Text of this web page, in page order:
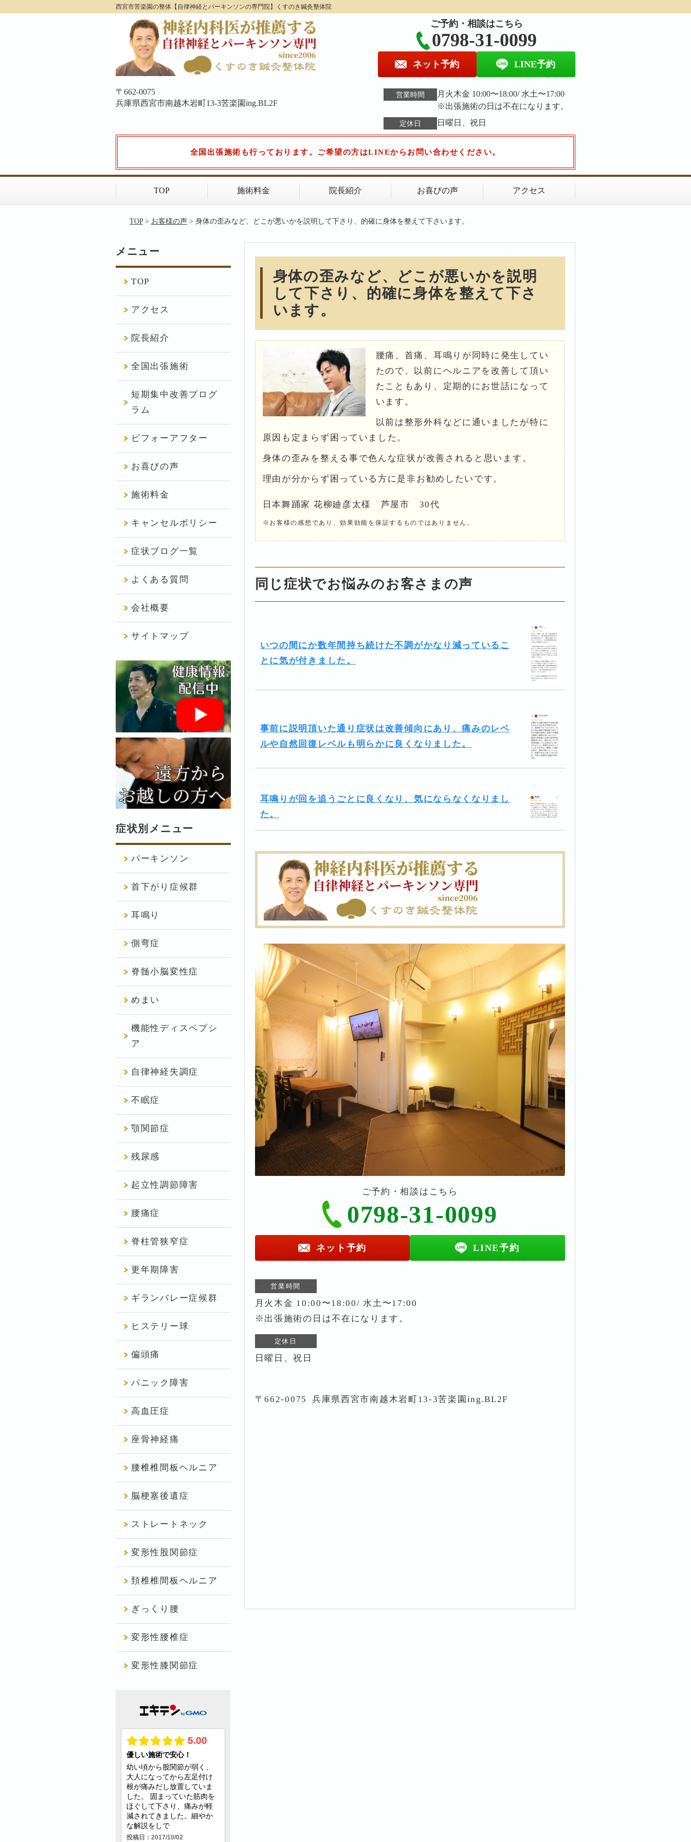
西宮市苦楽園の整体【自律神経とパーキンソンの専門院】くすのき鍼灸整体院
〒662-0075
兵庫県西宮市南越木岩町13-3苦楽園ing.BL2F
ご予約・相談はこちら
0798-31-0099
ネット予約 LINE予約
営業時間
月火木金 10:00〜18:00/ 水土〜17:00
※出張施術の日は不在になります。
定休日 日曜日、祝日
全国出張施術も行っております。ご希望の方はLINEからお問い合わせください。
TOP 施術料金 院長紹介 お喜びの声 アクセス
TOP> お客様の声> 身体の歪みなど、どこが悪いかを説明して下さり、的確に身体を整えて下さいます。
身体の歪みなど、どこが悪いかを説明
して下さり、的確に身体を整えて下さ
います。
腰痛、首痛、耳鳴りが同時に発生してい
たので、以前にヘルニアを改善して頂い
たこともあり、定期的にお世話になって
います。
以前は整形外科などに通いましたが特に
原因も定まらず困っていました。
身体の歪みを整える事で色んな症状が改善されると思います。
理由が分からず困っている方に是非お勧めしたいです。
日本舞踊家 花柳廸彦太様 芦屋市 30代
※お客様の感想であり、効果効能を保証するものではありません。
同じ症状でお悩みのお客さまの声
いつの間にか数年間持ち続けた不調がかなり減っているこ
とに気が付きました。
事前に説明頂いた通り症状は改善傾向にあり、痛みのレベ
ルや自然回復レベルも明らかに良くなりました。
耳鳴りが回を追うごとに良くなり、気にならなくなりまし
た。
ご予約・相談はこちら
0798-31-0099
ネット予約 LINE予約
営業時間
月火木金 10:00〜18:00/ 水土〜17:00
※出張施術の日は不在になります。
定休日
日曜日、祝日
〒662-0075 兵庫県西宮市南越木岩町13-3苦楽園ing.BL2F
メニュー
TOP
アクセス
院長紹介
全国出張施術
短期集中改善プログ
ラム
ビフォーアフター
お喜びの声
施術料金
キャンセルポリシー
症状ブログ一覧
よくある質問
会社概要
サイトマップ
症状別メニュー
パーキンソン
首下がり症候群
耳鳴り
側弯症
脊髄小脳変性症
めまい
機能性ディスペプシ
ア
自律神経失調症
不眠症
顎関節症
残尿感
起立性調節障害
腰痛症
脊柱管狭窄症
更年期障害
ギランバレー症候群
ヒステリー球
偏頭痛
パニック障害
高血圧症
座骨神経痛
腰椎椎間板ヘルニア
脳梗塞後遺症
ストレートネック
変形性股関節症
頚椎椎間板ヘルニア
ぎっくり腰
変形性腰椎症
変形性膝関節症